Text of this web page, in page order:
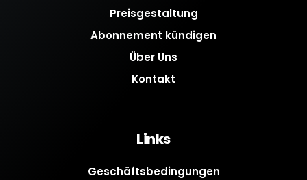
Preisgestaltung
Abonnement kündigen
Über Uns
Kontakt
Links
Geschäftsbedingungen